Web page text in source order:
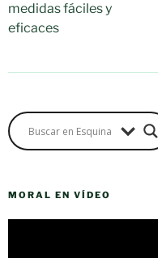
medidas fáciles y
eficaces
MORAL EN VÍDEO